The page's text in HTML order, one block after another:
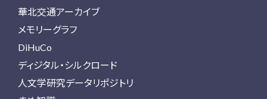
華北交通アーカイブ
メモリーグラフ
DiHuCo
ディジタル・シルクロード
人文学研究データリポジトリ